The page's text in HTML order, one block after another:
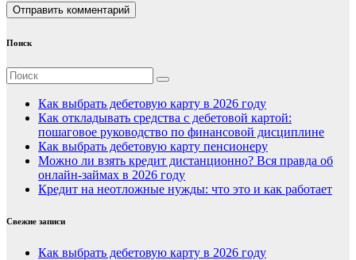
Поиск
Как выбрать дебетовую карту в 2026 году
Как откладывать средства с дебетовой картой:
пошаговое руководство по финансовой дисциплине
Как выбрать дебетовую карту пенсионеру
Можно ли взять кредит дистанционно? Вся правда об
онлайн-займах в 2026 году
Кредит на неотложные нужды: что это и как работает
Свежие записи
Как выбрать дебетовую карту в 2026 году